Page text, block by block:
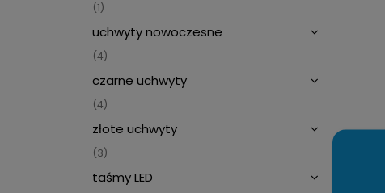
(1)
uchwyty nowoczesne
(4)
czarne uchwyty
(4)
złote uchwyty
(3)
taśmy LED